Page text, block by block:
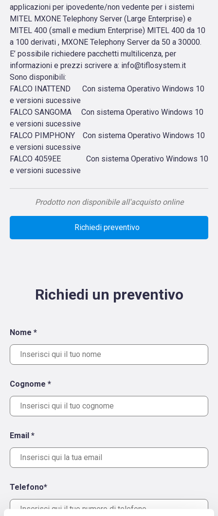
applicazioni per ipovedente/non vedente per i sistemi
MITEL MXONE Telephony Server (Large Enterprise) e
MITEL 400 (small e medium Enterprise) MITEL 400 da 10
a 100 derivati , MXONE Telephony Server da 50 a 30000.
E’ possibile richiedere pacchetti multilicenza, per
informazioni e prezzi scrivere a: info@tiflosystem.it
Sono disponibili:
FALCO INATTEND Con sistema Operativo Windows 10
e versioni sucessive
FALCO SANGOMA Con sistema Operativo Windows 10
e versioni sucessive
FALCO PIMPHONY Con sistema Operativo Windows 10
e versioni sucessive
FALCO 4059EE Con sistema Operativo Windows 10
e versioni sucessive
Prodotto non disponibile all'acquisto online
Richiedi preventivo
Richiedi un preventivo
Nome *
Cognome *
Email *
Telefono*